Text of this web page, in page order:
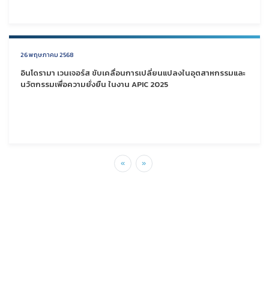
26 พฤษภาคม 2568
อินโดรามา เวนเจอร์ส ขับเคลื่อนการเปลี่ยนแปลงในอุตสาหกรรมและ
นวัตกรรมเพื่อความยั่งยืน ในงาน APIC 2025
« »